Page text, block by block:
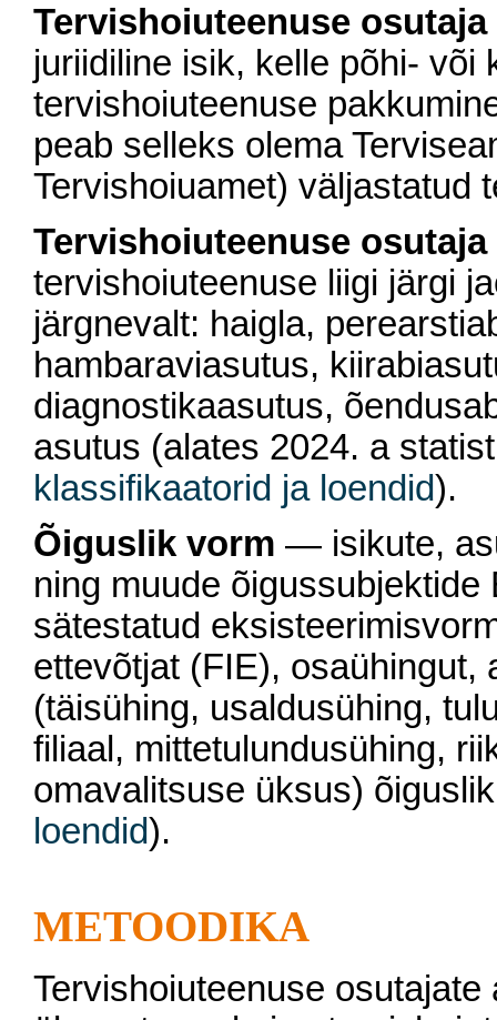
Tervishoiuteenuse
juriidiline isik, kelle põhi- või
tervishoiuteenuse
peab selleks olema
Tervishoiuamet) väljastatud
Tervishoiuteenuse
tervishoiuteenuse liigi järgi
järgnevalt: haigla,
hambaraviasutus,
diagnostikaasutus,
asutus (alates 2024. a
klassifikaatorid ja loendid).
Õiguslik vorm — isikute,
ning muude
sätestatud
ettevõtjat (FIE), osaühingut,
(täisühing, usaldusühing,
filiaal, mittetulundusühing,
omavalitsuse üksus)
loendid).
METOODIKA
Tervishoiuteenuse